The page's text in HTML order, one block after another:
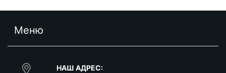
Меню
НАШ АДРЕС: